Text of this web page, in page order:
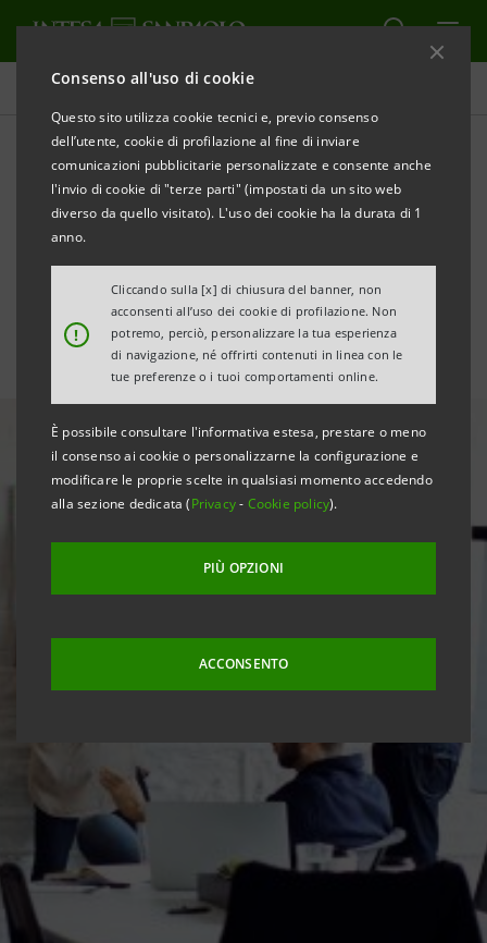
Consenso all'uso di cookie
Questo sito utilizza cookie tecnici e, previo consenso
dell’utente, cookie di profilazione al fine di inviare
comunicazioni pubblicitarie personalizzate e consente anche
l'invio di cookie di "terze parti" (impostati da un sito web
diverso da quello visitato). L'uso dei cookie ha la durata di 1
anno.
!
Cliccando sulla [x] di chiusura del banner, non
acconsenti all’uso dei cookie di profilazione. Non
potremo, perciò, personalizzare la tua esperienza
di navigazione, né offrirti contenuti in linea con le
tue preferenze o i tuoi comportamenti online.
È possibile consultare l'informativa estesa, prestare o meno
il consenso ai cookie o personalizzarne la configurazione e
modificare le proprie scelte in qualsiasi momento accedendo
alla sezione dedicata (Privacy- Cookie policy).
PIÙ OPZIONI
ACCONSENTO
Ultime notizie e approfondimenti
Intesa Sanpaolo confermata
nei Dow Jones Sustainability
Indices